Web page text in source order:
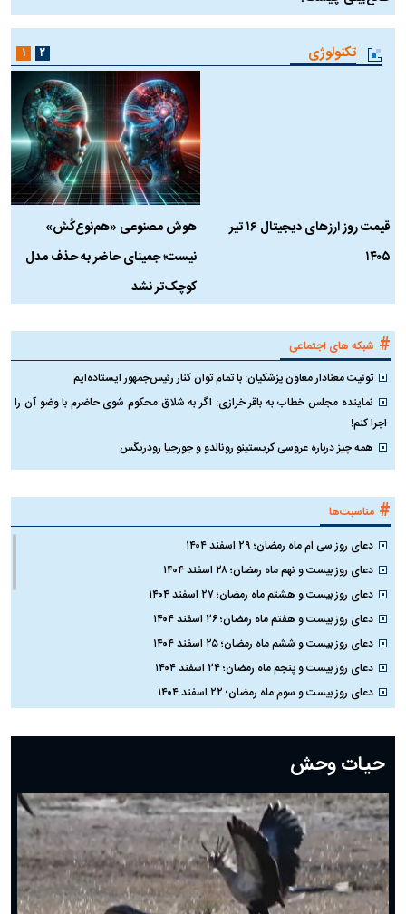
تکنولوژی
قیمت روز ارز‌های دیجیتال ۱۶ تیر
۱۴۰۵
هوش مصنوعی «هم‌نوع‌کُش»
نیست؛ جمینای حاضر به حذف مدل
کوچک‌تر نشد
۱ ۲
# شبکه های اجتماعی
توئیت معنادار معاون پزشکیان: با تمام توان کنار رئیس‌جمهور ایستاده‌ایم
نماینده مجلس خطاب به باقر خرازی: اگر به شلاق محکوم شوی حاضرم با وضو آن را
اجرا کنم!
همه چیز درباره عروسی کریستینو رونالدو و جورجیا رودریگس
# مناسبت‌ها
دعای روز سی ام ماه رمضان؛ ۲۹ اسفند ۱۴۰۴
دعای روز بیست و نهم ماه رمضان؛ ۲۸ اسفند ۱۴۰۴
دعای روز بیست و هشتم ماه رمضان؛ ۲۷ اسفند ۱۴۰۴
دعای روز بیست و هفتم ماه رمضان؛ ۲۶ اسفند ۱۴۰۴
دعای روز بیست و ششم ماه رمضان؛ ۲۵ اسفند ۱۴۰۴
دعای روز بیست و پنجم ماه رمضان؛ ۲۴ اسفند ۱۴۰۴
دعای روز بیست و سوم ماه رمضان؛ ۲۲ اسفند ۱۴۰۴
دعای روز بیستم ماه رمضان؛ ۱۹ اسفند ۱۴۰۴
دعای روز هشتم ماه مبارک رمضان؛ ۷ اسفند ماه ۱۴۰۴
دعای روز هفتم ماه رمضان؛ ۶ اسفند ۱۴۰۴
دعای روز ششم ماه رمضان؛ ۵ اسفند ۱۴۰۴
دعای روز پنجم ماه رمضان؛ ۴ اسفند ۱۴۰۴
دعای روز چهارم ماه مبارک رمضان؛ ۳ اسفند ۱۴۰۴
دعای روز سوم ماه مبارک رمضان؛ ۱۴ اسفند ۱۴۰۴
حیات وحش